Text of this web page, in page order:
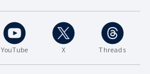
YouTube X Threads